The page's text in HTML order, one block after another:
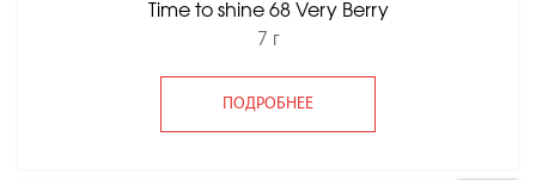
Time to shine 68 Very Berry
7 г
ПОДРОБНЕЕ